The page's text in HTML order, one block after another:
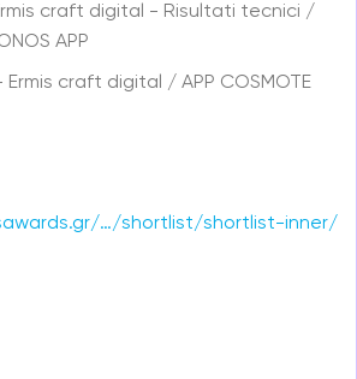
craft digital - Risultati tecnici /
APP
- Ermis craft digital / APP COSMOTE
…/shortlist/shortlist-inner/